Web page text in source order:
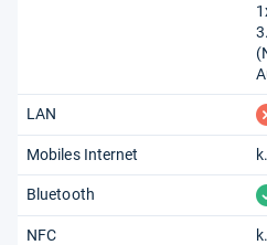
LAN
Mobiles Internet
Bluetooth
NFC